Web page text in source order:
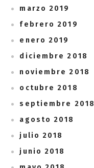
marzo 2019
febrero 2019
enero 2019
diciembre 2018
noviembre 2018
octubre 2018
septiembre 2018
agosto 2018
julio 2018
junio 2018